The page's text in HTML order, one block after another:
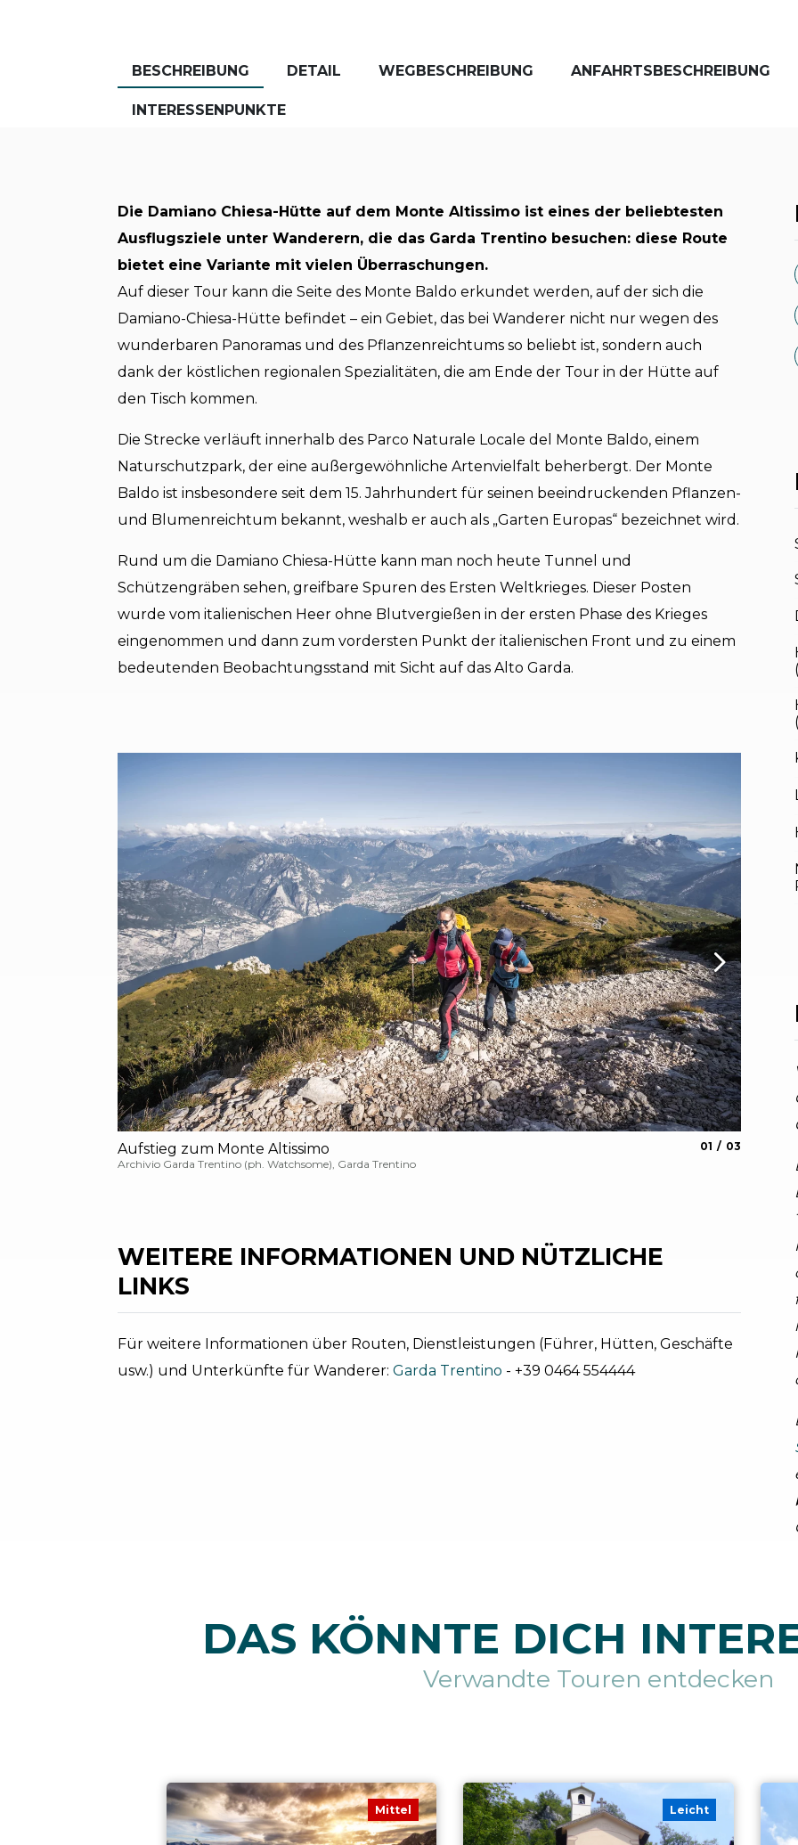
BESCHREIBUNG DETAIL WEGBESCHREIBUNG ANFAHRTSBESCHREIBUNG
INTERESSENPUNKTE
Die Damiano Chiesa-Hütte auf dem Monte Altissimo ist eines der beliebtesten
Ausflugsziele unter Wanderern, die das Garda Trentino besuchen: diese Route
bietet eine Variante mit vielen Überraschungen.
Auf dieser Tour kann die Seite des Monte Baldo erkundet werden, auf der sich die
Damiano-Chiesa-Hütte befindet – ein Gebiet, das bei Wanderer nicht nur wegen des
wunderbaren Panoramas und des Pflanzenreichtums so beliebt ist, sondern auch
dank der köstlichen regionalen Spezialitäten, die am Ende der Tour in der Hütte auf
den Tisch kommen.
Die Strecke verläuft innerhalb des Parco Naturale Locale del Monte Baldo, einem
Naturschutzpark, der eine außergewöhnliche Artenvielfalt beherbergt. Der Monte
Baldo ist insbesondere seit dem 15. Jahrhundert für seinen beeindruckenden Pflanzen-
und Blumenreichtum bekannt, weshalb er auch als „Garten Europas“ bezeichnet wird.
Rund um die Damiano Chiesa-Hütte kann man noch heute Tunnel und
Schützengräben sehen, greifbare Spuren des Ersten Weltkrieges. Dieser Posten
wurde vom italienischen Heer ohne Blutvergießen in der ersten Phase des Krieges
eingenommen und dann zum vordersten Punkt der italienischen Front und zu einem
bedeutenden Beobachtungsstand mit Sicht auf das Alto Garda.
Aufstieg zum Monte Altissimo
Archivio Garda Trentino (ph. Watchsome), Garda Trentino Archivio
01 03
WEITERE INFORMATIONEN UND NÜTZLICHE
LINKS
Für weitere Informationen über Routen, Dienstleistungen (Führer, Hütten, Geschäfte
usw.) und Unterkünfte für Wanderer: Garda Trentino - +39 0464 554444
DAS KÖNNTE DICH
Verwandte Touren entdecken
Mittel Leicht